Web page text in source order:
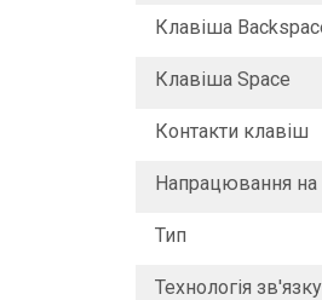
Клавіша
Клавіша Space
Контакти клавіш
Напрацювання на
Тип
Технологія зв'язку